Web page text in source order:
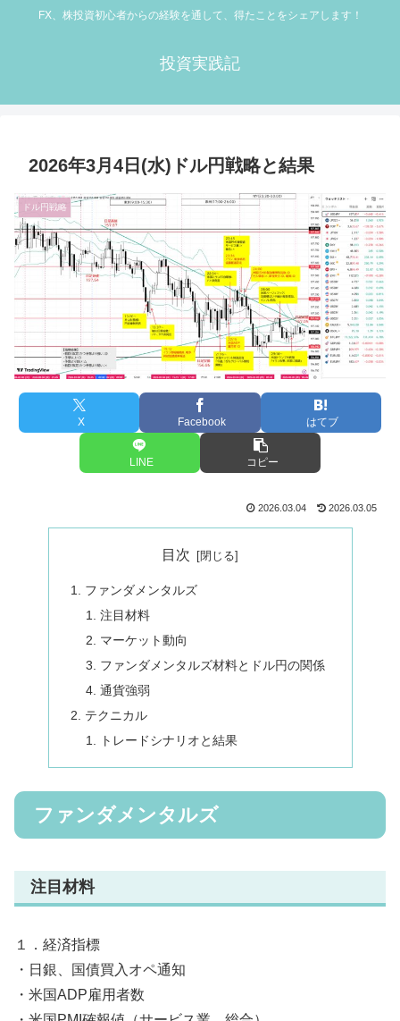
FX、株投資初心者からの経験を通して、得たことをシェアします！
投資実践記
2026年3月4日(水)ドル円戦略と結果
ドル円戦略
X Facebook はてブ
LINE コピー
2026.03.04 2026.03.05
目次
ファンダメンタルズ
注目材料
マーケット動向
ファンダメンタルズ材料とドル円の関係
通貨強弱
テクニカル
トレードシナリオと結果
ファンダメンタルズ
注目材料
１．経済指標
・日銀、国債買入オペ通知
・米国ADP雇用者数